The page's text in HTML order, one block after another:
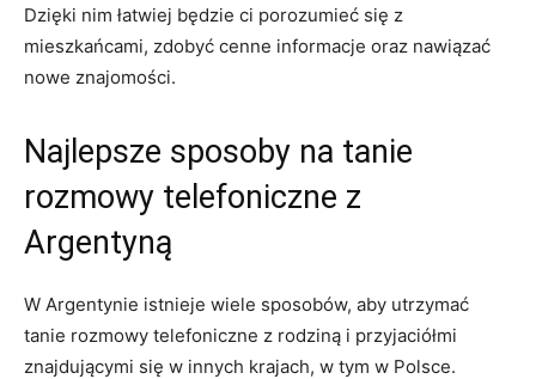
Dzięki nim łatwiej będzie ci porozumieć się z
mieszkańcami, zdobyć cenne informacje oraz nawiązać
nowe znajomości.
Najlepsze sposoby na tanie
rozmowy telefoniczne z
Argentyną
W Argentynie istnieje wiele sposobów, aby utrzymać
tanie rozmowy telefoniczne z rodziną i przyjaciółmi
znajdującymi się w innych krajach, w tym w Polsce.